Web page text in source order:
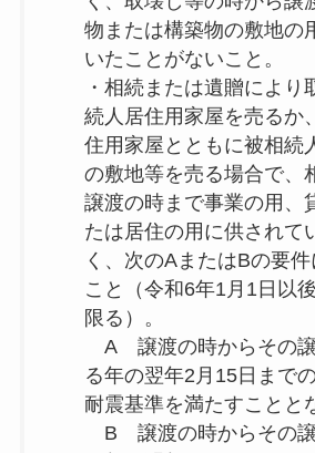
物または構築物の敷地の
いたことがないこと。
・相続または遺贈により
続人居住用家屋を売るか
住用家屋とともに被相続
の敷地等を売る場合で、
譲渡の時まで事業の用、
たは居住の用に供されて
く、次のAまたはBの要
こと（令和6年1月1日以
限る）。
A 譲渡の時からその譲
る年の翌年2月15日まで
耐震基準を満たすことと
B 譲渡の時からその譲